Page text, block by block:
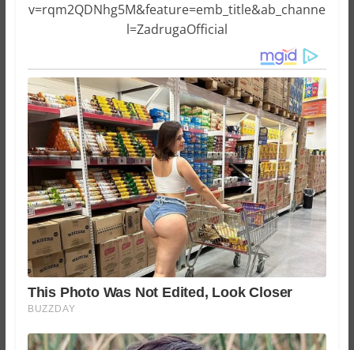
v=rqm2QDNhg5M&feature=emb_title&ab_channe
l=ZadrugaOfficial